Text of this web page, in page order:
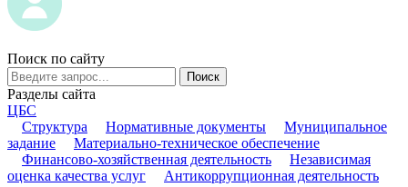
Поиск по сайту
Поиск
Разделы сайта
ЦБС
Структура
Нормативные документы
Муниципальное
задание
Материально-техническое обеспечение
Финансово-хозяйственная деятельность
Независимая
оценка качества услуг
Антикоррупционная деятельность